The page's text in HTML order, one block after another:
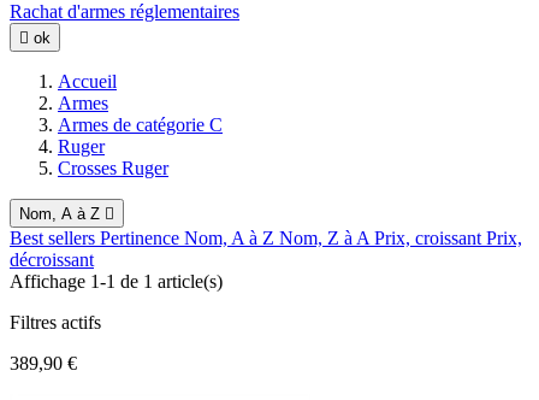
Rachat d'armes réglementaires
 ok
Accueil
Armes
Armes de catégorie C
Ruger
Crosses Ruger
Nom, A à Z 
Best sellers Pertinence Nom, A à Z Nom, Z à A Prix, croissant Prix,
décroissant
Affichage 1-1 de 1 article(s)
Filtres actifs
389,90 €